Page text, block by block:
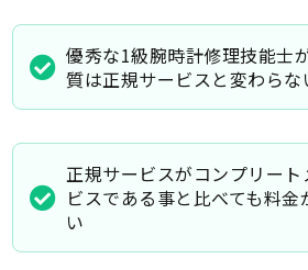
優秀な1級腕時計修理技能士
質は正規サービスと変わらな
正規サービスがコンプリー
ビスである事と比べても料
い